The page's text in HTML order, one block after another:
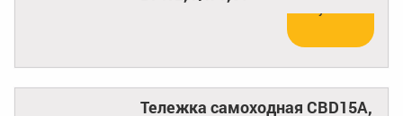
Тележка самоходная CBD15A,